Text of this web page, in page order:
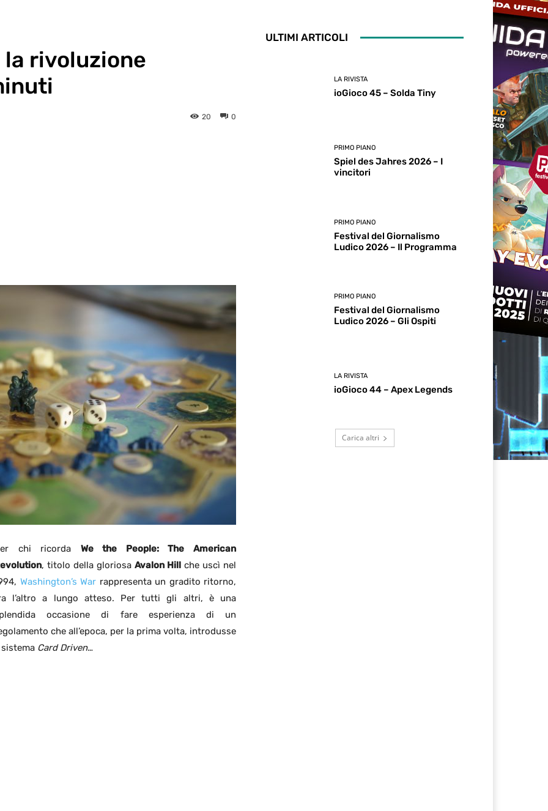
la rivoluzione
0
20
chi ricorda We the People: The American
, titolo della gloriosa Avalon Hill che uscì nel
Washington’s War rappresenta un gradito ritorno,
l’altro a lungo atteso. Per tutti gli altri, è una
occasione di fare esperienza di un
che all’epoca, per la prima volta, introdusse
Card Driven…
ULTIMI ARTICOLI
LA RIVISTA
ioGioco 45 – Solda Tiny
PRIMO PIANO
Spiel des Jahres 2026 – I
vincitori
PRIMO PIANO
Festival del Giornalismo
Ludico 2026 – Il Programma
PRIMO PIANO
Festival del Giornalismo
Ludico 2026 – Gli Ospiti
LA RIVISTA
ioGioco 44 – Apex Legends
Carica altri